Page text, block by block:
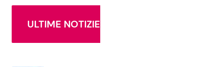
ULTIME NOTIZIE